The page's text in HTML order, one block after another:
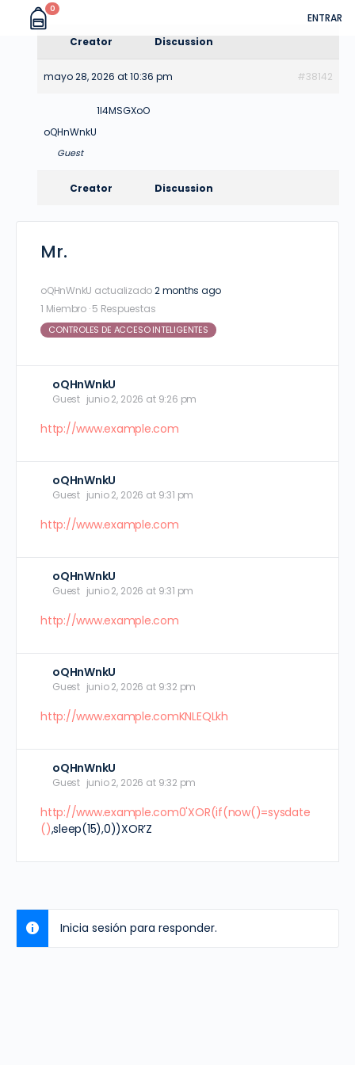
0
ENTRAR
Creator
Discussion
mayo 28, 2026 at 10:36 pm #38142
oQHnWnkU
Guest
1I4MSGXoO
Creator Discussion
Mr.
oQHnWnkU actualizado2 months ago
1 Miembro · 5 Respuestas
CONTROLES DE ACCESO INTELIGENTES
oQHnWnkU
Guest junio 2, 2026 at 9:26 pm
http://www.example.com
oQHnWnkU
Guest junio 2, 2026 at 9:31 pm
http://www.example.com
oQHnWnkU
Guest junio 2, 2026 at 9:31 pm
http://www.example.com
oQHnWnkU
Guest junio 2, 2026 at 9:32 pm
http://www.example.comKNLEQLkh
oQHnWnkU
Guest junio 2, 2026 at 9:32 pm
http://www.example.com0'XOR(if(now()=sysdate
(),sleep(15),0))XOR’Z
Inicia sesión para responder.